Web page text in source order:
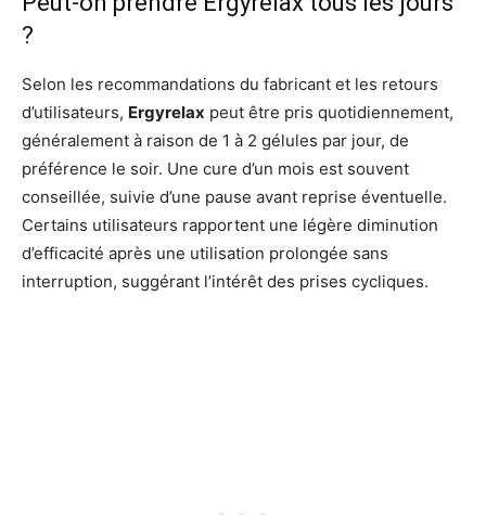
?
Selon les recommandations du fabricant et les retours
d’utilisateurs, Ergyrelax peut être pris quotidiennement,
généralement à raison de 1 à 2 gélules par jour, de
préférence le soir. Une cure d’un mois est souvent
conseillée, suivie d’une pause avant reprise éventuelle.
Certains utilisateurs rapportent une légère diminution
d’efficacité après une utilisation prolongée sans
interruption, suggérant l’intérêt des prises cycliques.